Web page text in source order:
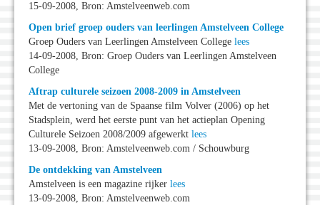
15-09-2008, Bron: Amstelveenweb.com
Open brief groep ouders van leerlingen Amstelveen College
Groep Ouders van Leerlingen Amstelveen College lees
14-09-2008, Bron: Groep Ouders van Leerlingen Amstelveen
College
Aftrap culturele seizoen 2008-2009 in Amstelveen
Met de vertoning van de Spaanse film Volver (2006) op het
Stadsplein, werd het eerste punt van het actieplan Opening
Culturele Seizoen 2008/2009 afgewerkt lees
13-09-2008, Bron: Amstelveenweb.com / Schouwburg
De ontdekking van Amstelveen
Amstelveen is een magazine rijker lees
13-09-2008, Bron: Amstelveenweb.com